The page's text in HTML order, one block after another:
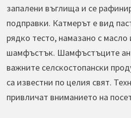
запалени въглища и се
подправки. Катмерът е вид
рядко тесто, намазано с масло
шамфъстък. Шамфъстъците
важните селскостопански
са известни по целия свят.
привличат вниманието на